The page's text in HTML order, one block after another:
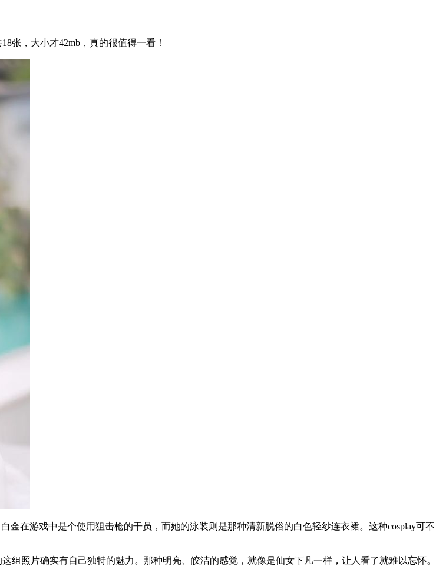
张，大小才42mb，真的很值得一看！
金在游戏中是个使用狙击枪的干员，而她的泳装则是那种清新脱俗的白色轻纱连衣裙。这种cosplay可不
组照片确实有自己独特的魅力。那种明亮、皎洁的感觉，就像是仙女下凡一样，让人看了就难以忘怀。